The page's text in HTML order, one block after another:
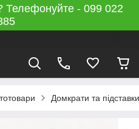
Телефонуйте - 099 022
Домкрати та підставки